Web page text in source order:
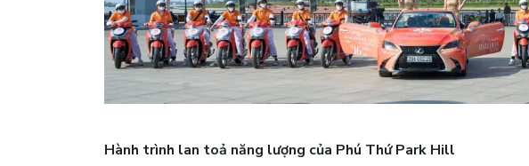
Hành trình lan toả năng lượng của Phú Thứ Park Hill